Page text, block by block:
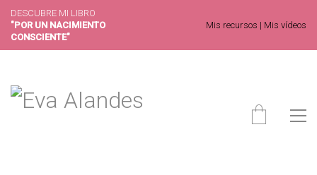
DESCUBRE MI LIBRO
"POR UN NACIMIENTO
CONSCIENTE"
Mis recursos | Mis vídeos